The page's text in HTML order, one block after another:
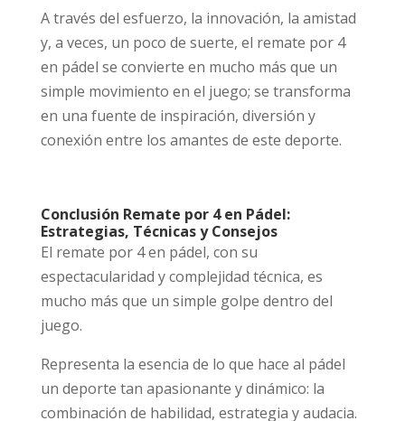
A través del esfuerzo, la innovación, la amistad
y, a veces, un poco de suerte, el remate por 4
en pádel se convierte en mucho más que un
simple movimiento en el juego; se transforma
en una fuente de inspiración, diversión y
conexión entre los amantes de este deporte.
Conclusión Remate por 4 en Pádel:
Estrategias, Técnicas y Consejos
El remate por 4 en pádel, con su
espectacularidad y complejidad técnica, es
mucho más que un simple golpe dentro del
juego.
Representa la esencia de lo que hace al pádel
un deporte tan apasionante y dinámico: la
combinación de habilidad, estrategia y audacia.